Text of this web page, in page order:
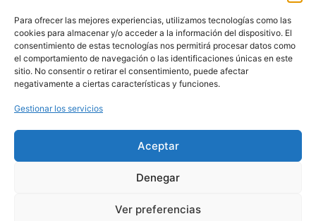
Para ofrecer las mejores experiencias, utilizamos tecnologías como las
cookies para almacenar y/o acceder a la información del dispositivo. El
consentimiento de estas tecnologías nos permitirá procesar datos como
el comportamiento de navegación o las identificaciones únicas en este
sitio. No consentir o retirar el consentimiento, puede afectar
negativamente a ciertas características y funciones.
Gestionar los servicios
Aceptar
Denegar
Ver preferencias
Haz clic en «Estoy de acuerdo» para
activar Youtube
POLÍTICA DE COOKIES